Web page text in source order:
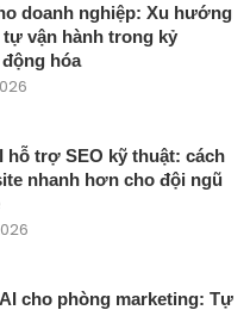
doanh nghiệp: Xu hướng
tự vận hành trong kỷ
hóa
hỗ trợ SEO kỹ thuật: cách
nhanh hơn cho đội ngũ
cho phòng marketing: Tự